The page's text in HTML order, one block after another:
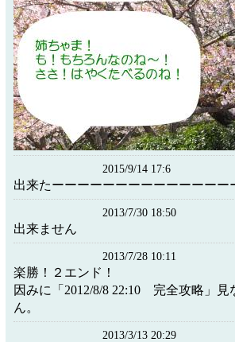
2015/9/14 17:6
出来たーーーーーーーーーーーーーー
2013/7/30 18:50
出来ません
2013/7/28 10:11
楽勝！２エンド！
因みに「2012/8/8 22:10 完全攻略」
ん。
2013/3/13 20:29